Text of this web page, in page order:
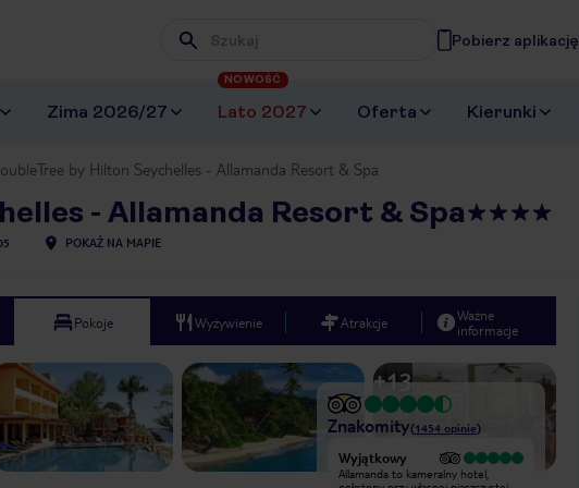
Wpisz frazę, której szukasz
Pobierz aplikację
Zima 2026/27 Lato 2027
NOWOŚĆ
Oferta Kierunki
by Hilton Seychelles - Allamanda Resort & Spa
- Allamanda Resort & Spa
POKAŻ NA MAPIE
Pokoje Wyżywienie Atrakcje
Ważne
informacje
Next slide
1/19
+13
Znakomity(1454 opinie)
Wyjątkowy
Allamanda to kameralny hotel,
Wyjątkowy
Allamanda to kameralny hotel,